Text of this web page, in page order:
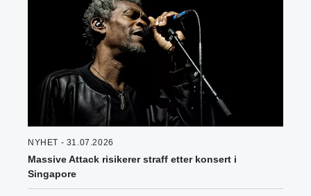
NYHET - 31.07.2026
Massive Attack risikerer straff etter konsert i
Singapore